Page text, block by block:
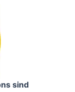
sind